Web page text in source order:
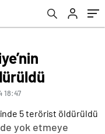
18:47
yok etmeye